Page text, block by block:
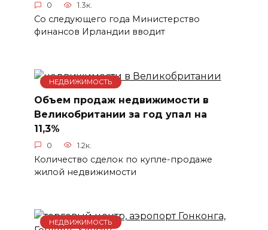
0 1.3к.
Со следующего года Министерство
финансов Ирландии вводит
НЕДВИЖИМОСТЬ
Объем продаж недвижимости в
Великобритании за год упал на
11,3%
0 1.2к.
Количество сделок по купле-продаже
жилой недвижимости
НЕДВИЖИМОСТЬ